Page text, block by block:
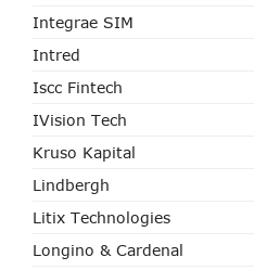
Integrae SIM
Intred
Iscc Fintech
IVision Tech
Kruso Kapital
Lindbergh
Litix Technologies
Longino & Cardenal